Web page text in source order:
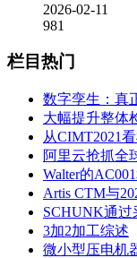
2026-02-11
981
栏目热门
数字孪生：真
大幅提升整体
从CIMT2021
阿里云抢抓全
Walter的
Artis CTM与
SCHUNK通过
3加2加工综述
微小型压电机